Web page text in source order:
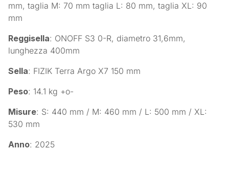
mm, taglia M: 70 mm taglia L: 80 mm, taglia XL: 90
mm
Reggisella: ONOFF S3 0-R, diametro 31,6mm,
lunghezza 400mm
Sella: FIZIK Terra Argo X7 150 mm
Peso: 14.1 kg +o-
Misure: S: 440 mm / M: 460 mm / L: 500 mm / XL:
530 mm
Anno: 2025